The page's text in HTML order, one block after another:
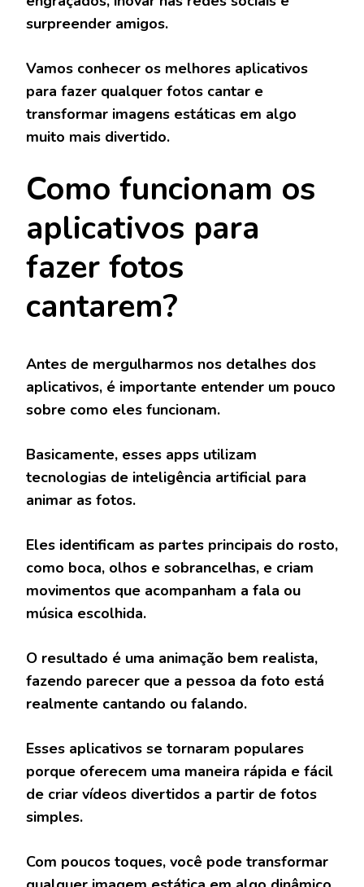
surpreender amigos.
Vamos conhecer os melhores aplicativos
para fazer qualquer fotos cantar e
transformar imagens estáticas em algo
muito mais divertido.
Como funcionam os
aplicativos para
fazer fotos
cantarem?
Antes de mergulharmos nos detalhes dos
aplicativos, é importante entender um pouco
sobre como eles funcionam.
Basicamente, esses apps utilizam
tecnologias de inteligência artificial para
animar as fotos.
Eles identificam as partes principais do rosto,
como boca, olhos e sobrancelhas, e criam
movimentos que acompanham a fala ou
música escolhida.
O resultado é uma animação bem realista,
fazendo parecer que a pessoa da foto está
realmente cantando ou falando.
Esses aplicativos se tornaram populares
porque oferecem uma maneira rápida e fácil
de criar vídeos divertidos a partir de fotos
simples.
Com poucos toques, você pode transformar